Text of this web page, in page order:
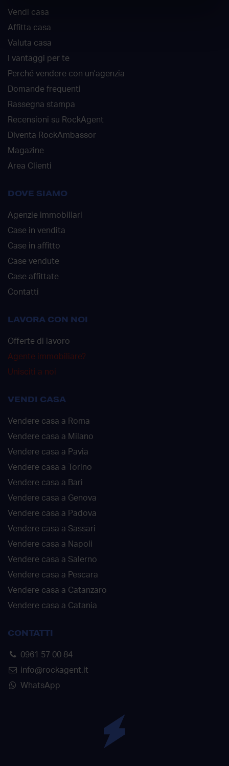
Vendi casa
Affitta casa
Valuta casa
I vantaggi per te
Perché vendere con un'agenzia
Domande frequenti
Rassegna stampa
Recensioni su RockAgent
Diventa RockAmbassor
Magazine
Area Clienti
DOVE SIAMO
Agenzie immobiliari
Case in vendita
Case in affitto
Case vendute
Case affittate
Contatti
LAVORA CON NOI
Offerte di lavoro
Agente immobiliare?
Unisciti a noi
VENDI CASA
Vendere casa a Roma
Vendere casa a Milano
Vendere casa a Pavia
Vendere casa a Torino
Vendere casa a Bari
Vendere casa a Genova
Vendere casa a Padova
Vendere casa a Sassari
Vendere casa a Napoli
Vendere casa a Salerno
Vendere casa a Pescara
Vendere casa a Catanzaro
Vendere casa a Catania
CONTATTI
0961 57 00 84
info@rockagent.it
WhatsApp